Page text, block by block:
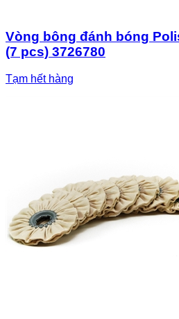
Vòng bông đánh bóng
(7 pcs) 3726780
Tạm hết hàng